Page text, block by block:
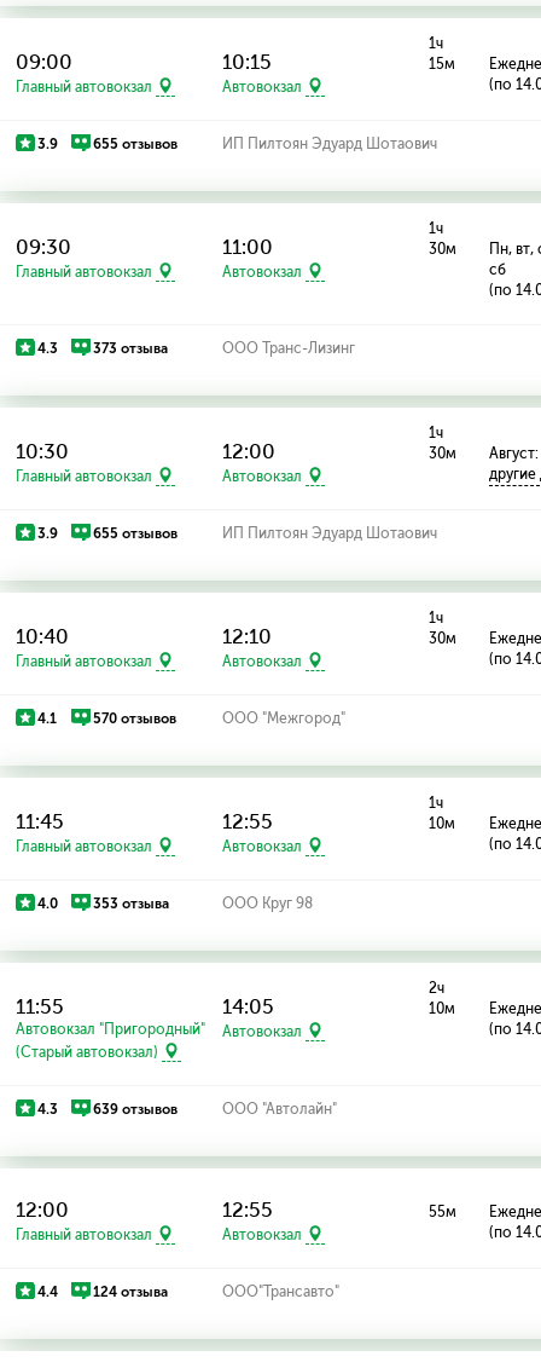
09:00
Главный автовокзал
10:15
Автовокзал
1ч
15м
(по
3.9 655 отзывов ИП Пилтоян Эдуард Шотаович
09:30
Главный автовокзал
11:00
Автовокзал
1ч
30м
Пн, вт,
сб
(по
4.3 373 отзыва ООО Транс-Лизинг
10:30
Главный автовокзал
12:00
Автовокзал
1ч
30м
3.9 655 отзывов ИП Пилтоян Эдуард Шотаович
10:40
Главный автовокзал
12:10
Автовокзал
1ч
30м
(по
4.1 570 отзывов ООО "Межгород"
11:45
Главный автовокзал
12:55
Автовокзал
1ч
10м
(по
4.0 353 отзыва ООО Круг 98
11:55
Автовокзал "Пригородный"
(Старый автовокзал)
14:05
Автовокзал
2ч
10м
(по
4.3 639 отзывов ООО "Автолайн"
12:00
Главный автовокзал
12:55
Автовокзал
55м
(по
4.4 124 отзыва ООО"Трансавто"